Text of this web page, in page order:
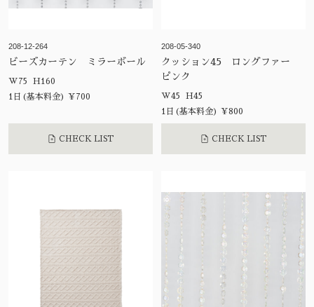
208-12-264
ビーズカーテン ミラーボール
W75 H160
1日(基本料金) ¥700
CHECK LIST
208-05-340
クッション45 ロングファー
ピンク
W45 H45
1日(基本料金) ¥800
CHECK LIST